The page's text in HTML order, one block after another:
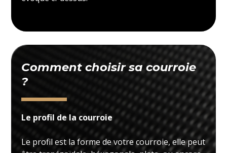
Comment choisir sa courroie
?
Le profil de la courroie
Le profil est la forme de votre courroie, elle peut